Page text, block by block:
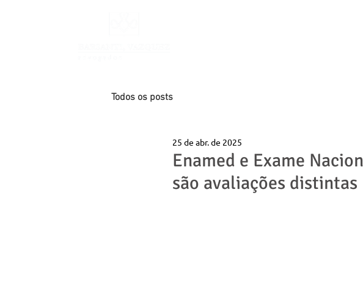
Todos os posts
Enamed e Exame
são avaliações distintas
25 de abr. de 2025